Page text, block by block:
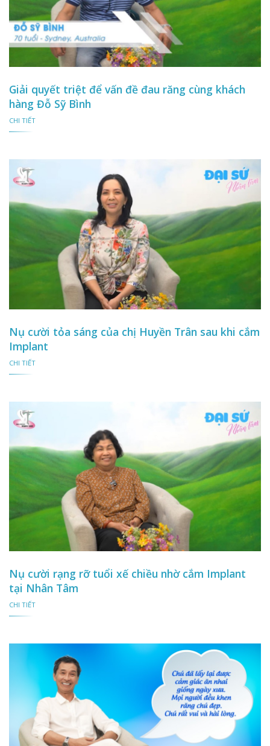
Giải quyết triệt để vấn đề đau răng cùng khách
hàng Đỗ Sỹ Bình
CHI TIẾT
Nụ cười tỏa sáng của chị Huyền Trân sau khi cắm
Implant
CHI TIẾT
Nụ cười rạng rỡ tuổi xế chiều nhờ cắm Implant
tại Nhân Tâm
CHI TIẾT